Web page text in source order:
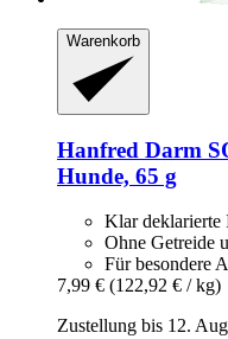
Warenkorb
Hanfred Darm
Hunde, 65 g
Klar deklarierte
Ohne Getreide
Für besondere
7,99 € (122,92 € / kg)
Zustellung bis 12.